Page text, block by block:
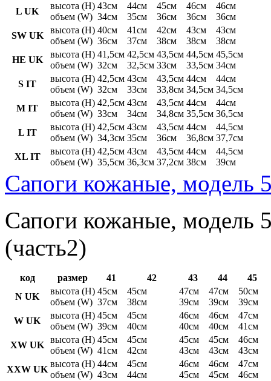
L UK
высота (H)
объем (W)
43см
34см
44см
35см
45см
36см
46см
36см
46см
36см
SW UK
высота (H)
объем (W)
40см
36см
41см
37см
42см
38см
43см
38см
43см
38см
HE UK
высота (H)
объем (W)
41,5см
32см
42,5см
32,5см
43,5см
33см
44,5см
33,5см
45,5см
34см
S IT
высота (H)
объем (W)
42,5см
32см
43см
33см
43,5см
33,8см
44см
34,5см
44см
34,5см
M IT
высота (H)
объем (W)
42,5см
33см
43см
34см
43,5см
34,8см
44см
35,5см
44см
36,5см
L IT
высота (H)
объем (W)
42,5см
34,3см
43см
35см
43,5см
36см
44см
36,8см
44,5см
37,7см
XL IT
высота (H)
объем (W)
42,5см
35,5см
43см
36,3см
43,5см
37,2см
44см
38см
44,5см
39см
Сапоги кожаные, модель
Сапоги кожаные, модель
(часть2)
код размер 41 42 43 44
45
N UK
высота (H)
объем (W)
45см
37см
45см
38см
47см
39см
47см
39см
50см
39см
W UK
высота (H)
объем (W)
45см
39см
45см
40см
46см
40см
46см
40см
47см
41см
XW UK
высота (H)
объем (W)
45см
41см
45см
42см
45см
43см
45см
43см
46см
43см
XXW UK
высота (H)
объем (W)
44см
43см
45см
44см
46см
45см
46см
45см
47см
46см